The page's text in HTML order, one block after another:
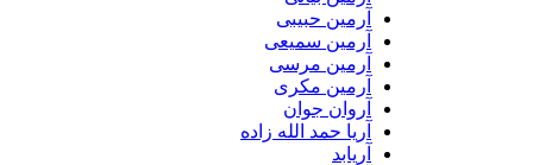
آرمین حبیبی
آرمین سمیعی
آرمین مرسی
آرمین مکری
آروان جوان
آریا حمد الله زاده